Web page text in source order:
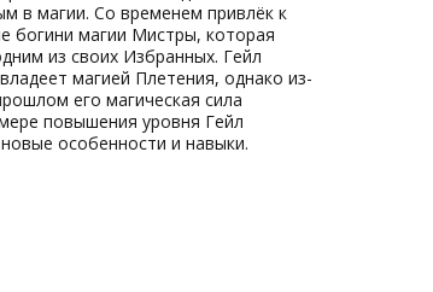
в магии. Со временем привлёк к
богини магии Мистры, которая
из своих Избранных. Гейл
магией Плетения, однако из-
его магическая сила
повышения уровня Гейл
особенности и навыки.